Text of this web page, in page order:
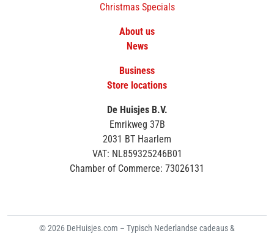
Christmas Specials
About us
News
Business
Store locations
De Huisjes B.V.
Emrikweg 37B
2031 BT Haarlem
VAT: NL859325246B01
Chamber of Commerce: 73026131
© 2026 DeHuisjes.com – Typisch Nederlandse cadeaus &